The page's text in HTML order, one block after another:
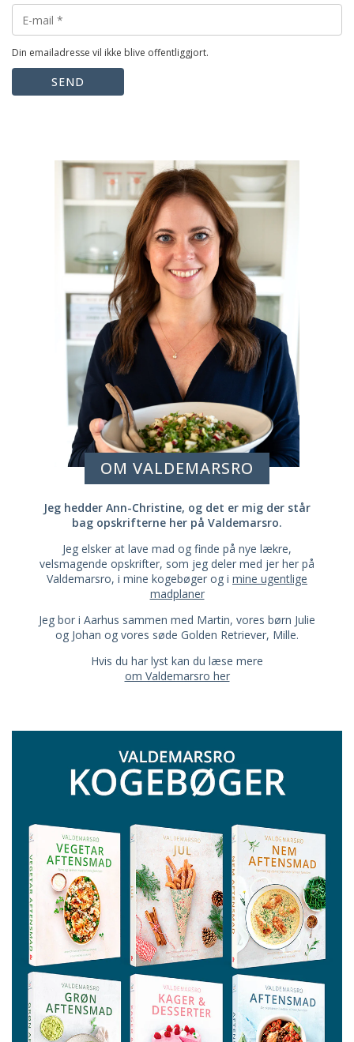
Din emailadresse vil ikke blive offentliggjort.
SEND
OM VALDEMARSRO
Jeg hedder Ann-Christine, og det er mig der står
bag opskrifterne her på Valdemarsro.
Jeg elsker at lave mad og finde på nye lækre,
velsmagende opskrifter, som jeg deler med jer her på
Valdemarsro, i mine kogebøger og i mine ugentlige
madplaner
Jeg bor i Aarhus sammen med Martin, vores børn Julie
og Johan og vores søde Golden Retriever, Mille.
Hvis du har lyst kan du læse mere
om Valdemarsro her